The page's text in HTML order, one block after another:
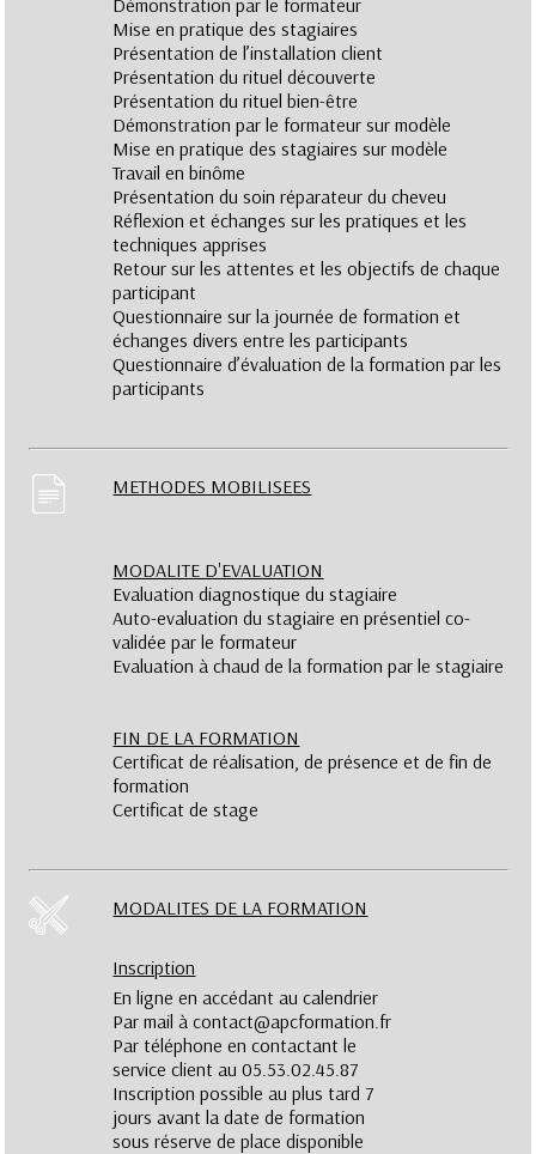
Démonstration par le formateur
Mise en pratique des stagiaires
Présentation de l’installation client
Présentation du rituel découverte
Présentation du rituel bien-être
Démonstration par le formateur sur modèle
Mise en pratique des stagiaires sur modèle
Travail en binôme
Présentation du soin réparateur du cheveu
Réflexion et échanges sur les pratiques et les
techniques apprises
Retour sur les attentes et les objectifs de chaque
participant
Questionnaire sur la journée de formation et
échanges divers entre les participants
Questionnaire d’évaluation de la formation par les
participants
METHODES MOBILISEES
MODALITE D'EVALUATION
Evaluation diagnostique du stagiaire
Auto-evaluation du stagiaire en présentiel co-
validée par le formateur
Evaluation à chaud de la formation par le stagiaire
FIN DE LA FORMATION
Certificat de réalisation, de présence et de fin de
formation
Certificat de stage
MODALITES DE LA FORMATION
Inscription
En ligne en accédant au calendrier
Par mail à contact@apcformation.fr
Par téléphone en contactant le
service client au 05.53.02.45.87
Inscription possible au plus tard 7
jours avant la date de formation
sous réserve de place disponible